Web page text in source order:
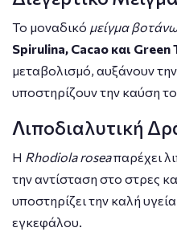
Το μοναδικό μείγμα
Spirulina, Cacao και Green
μεταβολισμό, αυξάνουν
υποστηρίζουν την καύση
Λιποδιαλυτική
Η Rhodiola roseaπαρέχει
την αντίσταση στο στρες
υποστηρίζει την καλή
εγκεφάλου.